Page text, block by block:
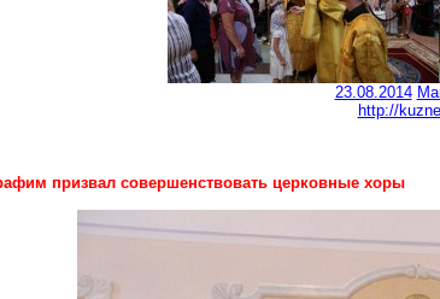
23.08.2014
http://
призвал совершенствовать церковные хоры